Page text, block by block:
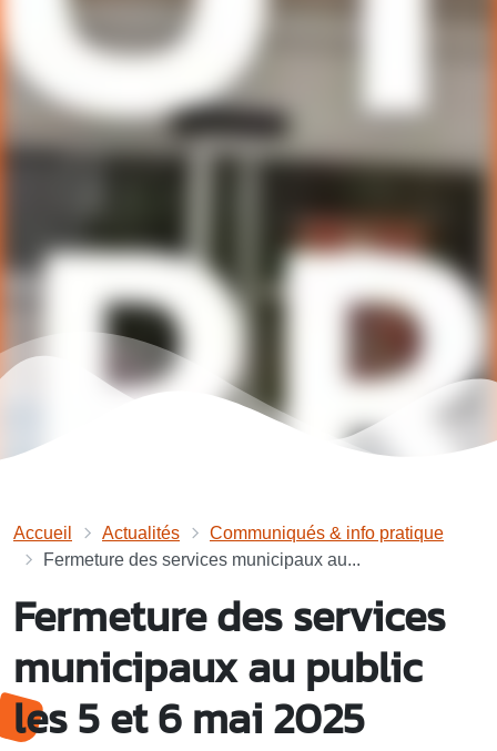
Accueil Actualités
Communiqués & info pratique
Fermeture des services municipaux au...
Fermeture des services
municipaux au public
les 5 et 6 mai 2025